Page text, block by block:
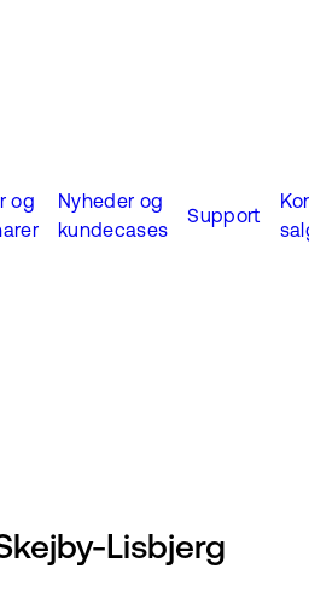
og
Nyheder og
kundecases
Support
Lisbjerg